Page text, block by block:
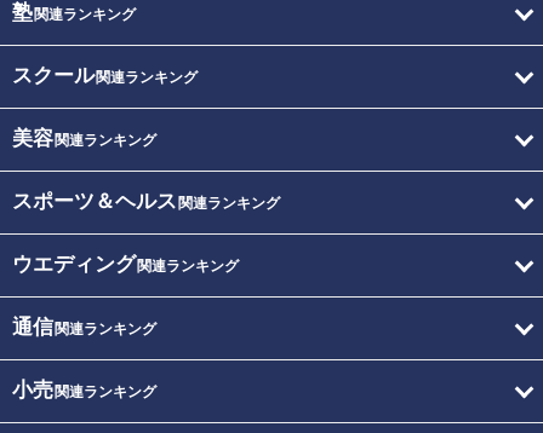
塾関連ランキング
スクール関連ランキング
美容関連ランキング
スポーツ＆ヘルス 関連ランキング
ウエディング関連ランキング
通信関連ランキング
小売関連ランキング